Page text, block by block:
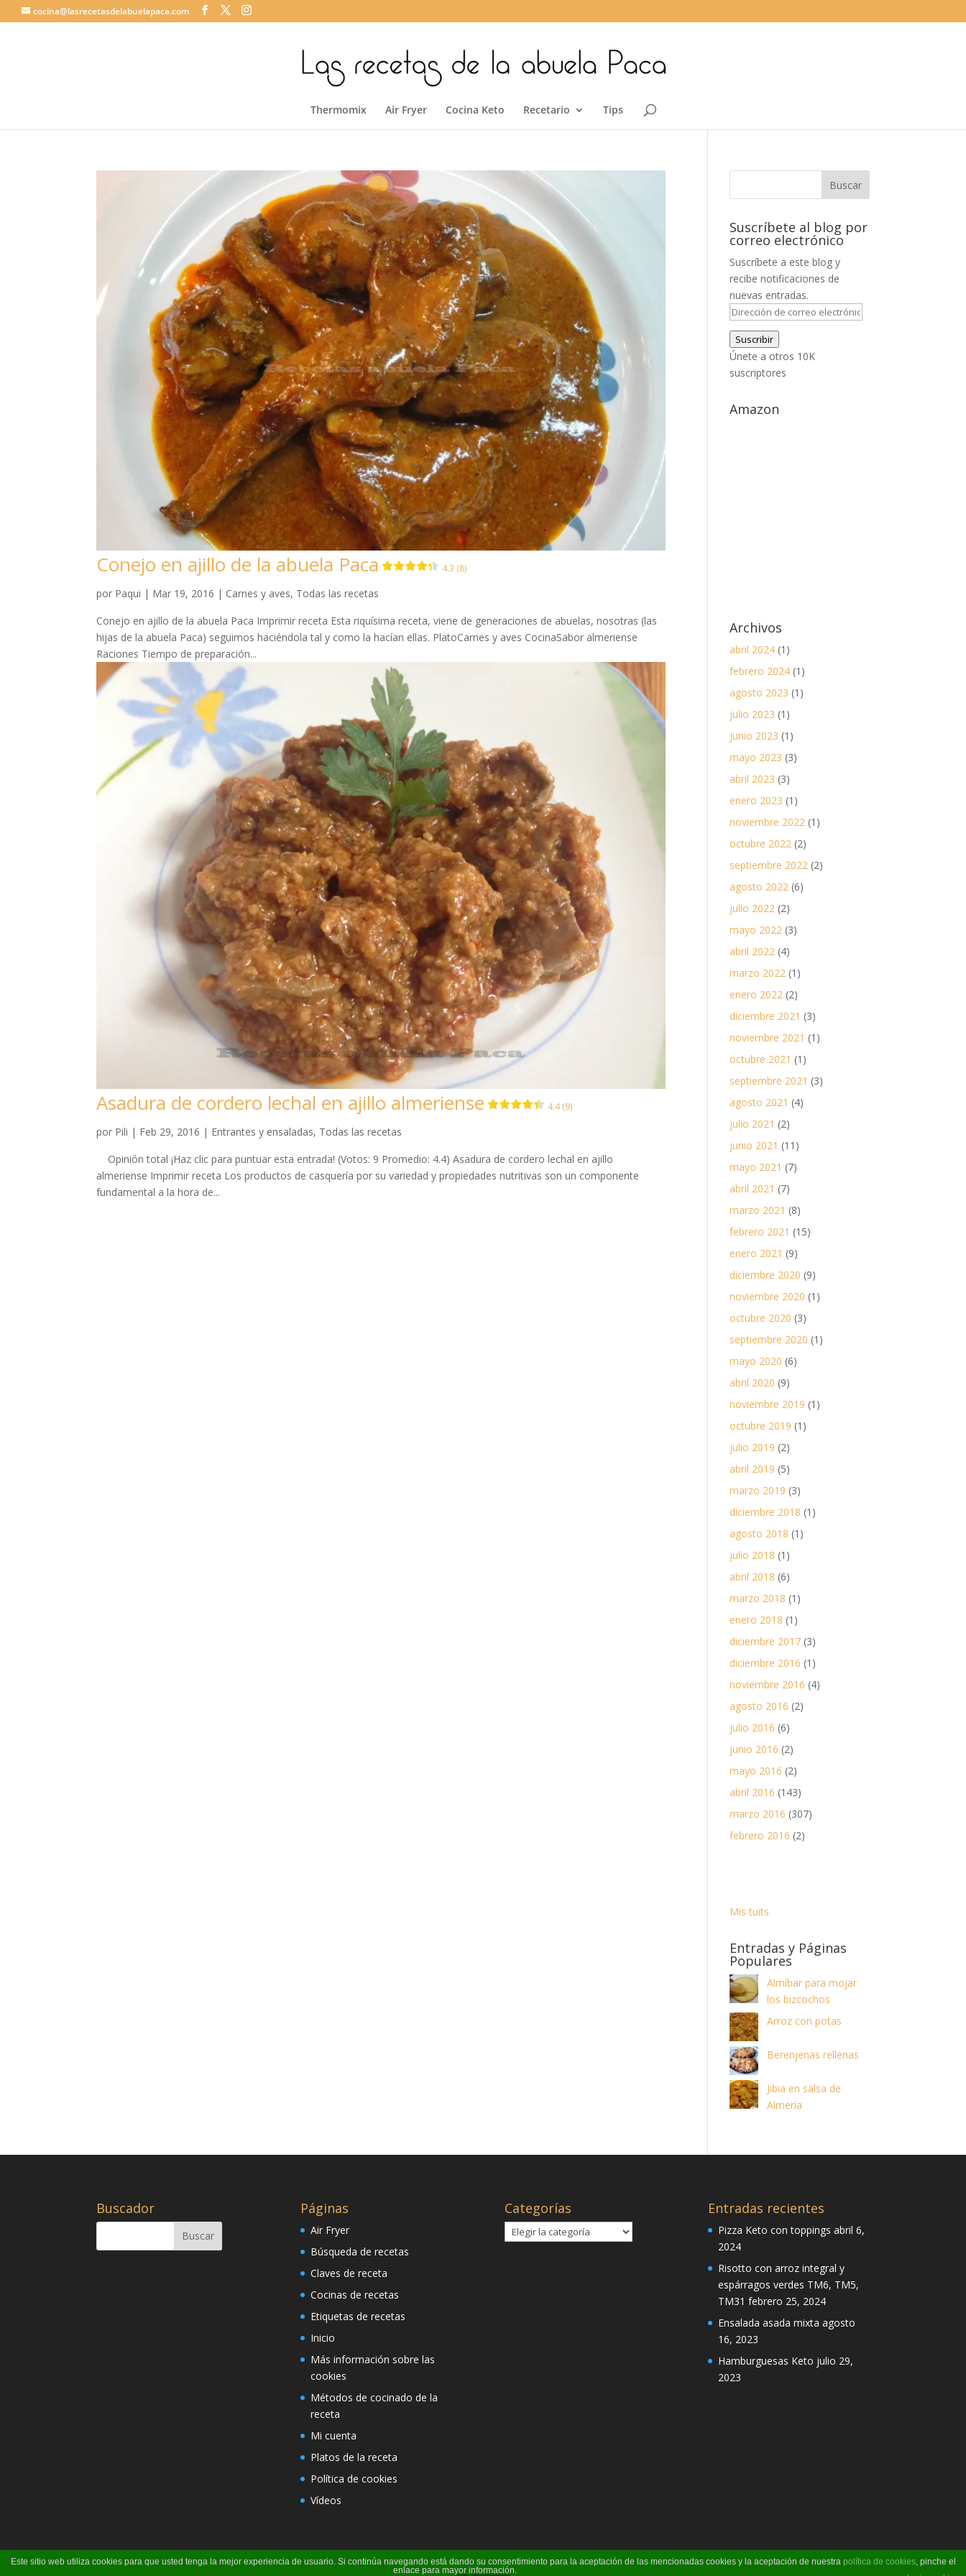
cocina@lasrecetasdelabuelapaca.com
Thermomix Air Fryer Cocina Keto Recetario Tips
Conejo en ajillo de la abuela Paca 4.3 (8)
por Paqui | Mar 19, 2016 | Carnes y aves, Todas las recetas
Conejo en ajillo de la abuela Paca Imprimir receta Esta riquísima receta, viene de generaciones de abuelas, nosotras (las
hijas de la abuela Paca) seguimos haciéndola tal y como la hacían ellas. PlatoCarnes y aves CocinaSabor almeriense
Raciones Tiempo de preparación...
Asadura de cordero lechal en ajillo almeriense 4.4 (9)
por Pili | Feb 29, 2016 | Entrantes y ensaladas, Todas las recetas
Opinión total ¡Haz clic para puntuar esta entrada! (Votos: 9 Promedio: 4.4) Asadura de cordero lechal en ajillo
almeriense Imprimir receta Los productos de casquería por su variedad y propiedades nutritivas son un componente
fundamental a la hora de...
Suscríbete al blog por
correo electrónico
Suscríbete a este blog y
recibe notificaciones de
nuevas entradas.
Dirección
de
correo
electrónico
Suscribir
Únete a otros 10K
suscriptores
Amazon
Archivos
abril 2024 (1)
febrero 2024 (1)
agosto 2023 (1)
julio 2023 (1)
junio 2023 (1)
mayo 2023 (3)
abril 2023 (3)
enero 2023 (1)
noviembre 2022 (1)
octubre 2022 (2)
septiembre 2022 (2)
agosto 2022 (6)
julio 2022 (2)
mayo 2022 (3)
abril 2022 (4)
marzo 2022 (1)
enero 2022 (2)
diciembre 2021 (3)
noviembre 2021 (1)
octubre 2021 (1)
septiembre 2021 (3)
agosto 2021 (4)
julio 2021 (2)
junio 2021 (11)
mayo 2021 (7)
abril 2021 (7)
marzo 2021 (8)
febrero 2021 (15)
enero 2021 (9)
diciembre 2020 (9)
noviembre 2020 (1)
octubre 2020 (3)
septiembre 2020 (1)
mayo 2020 (6)
abril 2020 (9)
noviembre 2019 (1)
octubre 2019 (1)
julio 2019 (2)
abril 2019 (5)
marzo 2019 (3)
diciembre 2018 (1)
agosto 2018 (1)
julio 2018 (1)
abril 2018 (6)
marzo 2018 (1)
enero 2018 (1)
diciembre 2017 (3)
diciembre 2016 (1)
noviembre 2016 (4)
agosto 2016 (2)
julio 2016 (6)
junio 2016 (2)
mayo 2016 (2)
abril 2016 (143)
marzo 2016 (307)
febrero 2016 (2)
Mis tuits
Entradas y Páginas
Populares
Almíbar para mojar
los bizcochos
Arroz con potas
Berenjenas rellenas
Jibia en salsa de
Almería
Buscador Páginas
Air Fryer
Búsqueda de recetas
Claves de receta
Cocinas de recetas
Etiquetas de recetas
Inicio
Más información sobre las
cookies
Métodos de cocinado de la
receta
Mi cuenta
Platos de la receta
Política de cookies
Vídeos
Categorías
Categorías
Entradas recientes
Pizza Keto con toppings abril 6,
2024
Risotto con arroz integral y
espárragos verdes TM6, TM5,
TM31 febrero 25, 2024
Ensalada asada mixta agosto
16, 2023
Hamburguesas Keto julio 29,
2023
Este sitio web utiliza cookies para que usted tenga la mejor experiencia de usuario. Si continúa navegando está dando su consentimiento para la aceptación de las mencionadas cookies y la aceptación de nuestra política de cookies, pinche el
enlace para mayor información.